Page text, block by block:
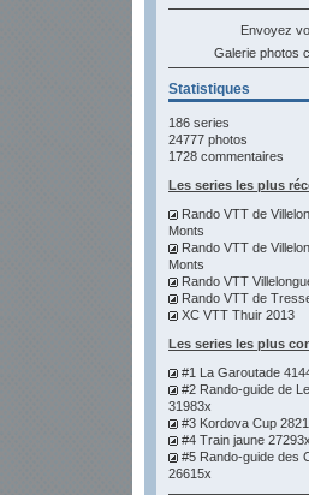
Envoyez
Galerie photos
Statistiques
186 series
24777 photos
1728 commentaires
Les series les plus
Rando VTT de
Monts
Rando VTT de
Monts
Rando VTT
Rando VTT de
XC VTT Thuir 2013
Les series les plus
#1 La Garoutade
#2 Rando-guide de
31983x
#3 Kordova Cup
#4 Train jaune 27293x
#5 Rando-guide des
26615x